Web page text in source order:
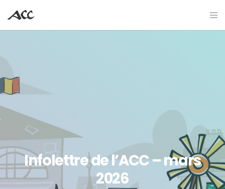
Infolettre de l’ACC – mars
2026